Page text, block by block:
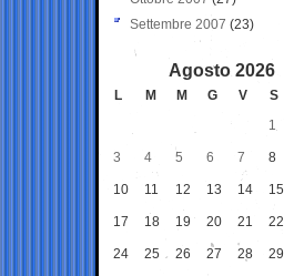
Settembre 2007 (23)
Agosto 2026
L M M G V S
1
3 4 5 6 7 8
10 11 12 13 14 15
17 18 19 20 21 22
24 25 26 27 28 29